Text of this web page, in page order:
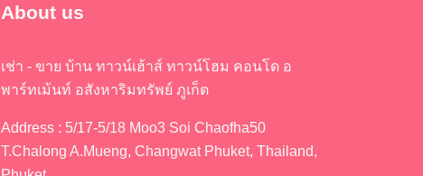
About us
เช่า - ขาย บ้าน ทาวน์เฮ้าส์ ทาวน์โฮม คอนโด อ
พาร์ทเม้นท์ อสังหาริมทรัพย์ ภูเก็ต
Address : 5/17-5/18 Moo3 Soi Chaofha50
T.Chalong A.Mueng, Changwat Phuket, Thailand,